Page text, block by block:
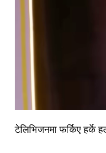
टेलिभिजनमा फर्किए हर्के